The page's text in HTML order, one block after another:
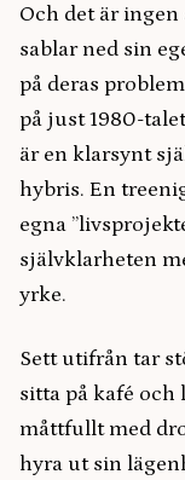
Och det är
sablar ned sin
på deras
på just 1980-
är en klarsynt
hybris. En
egna
självklarheten
yrke.
Sett utifrån tar
sitta på kafé och
måttfullt med
hyra ut sin